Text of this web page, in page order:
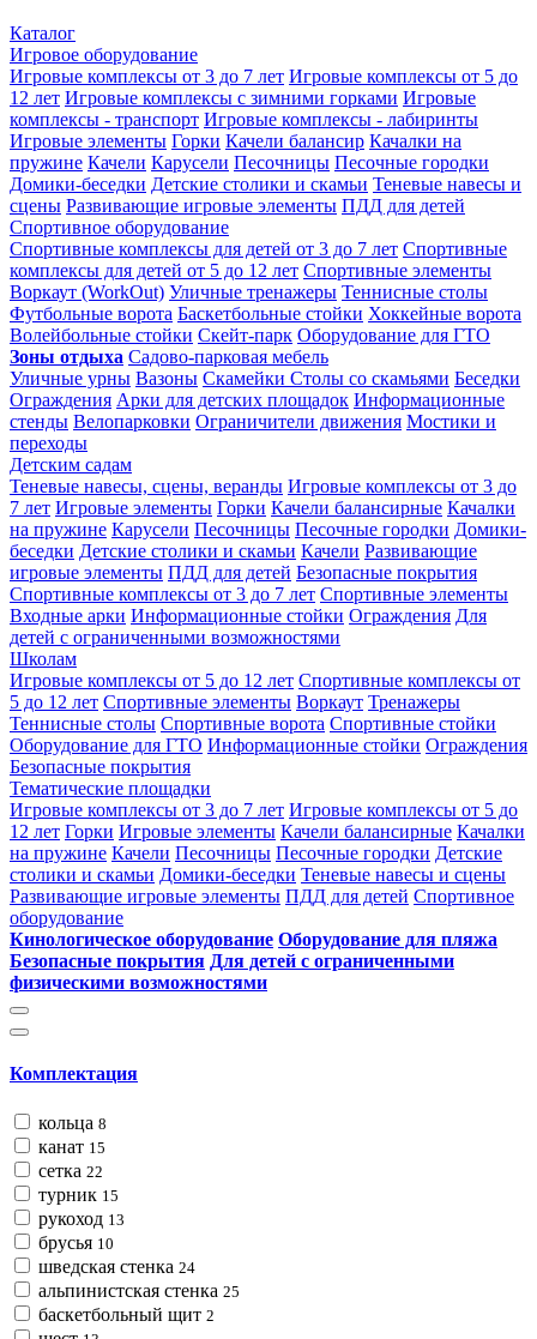
Каталог
Игровое оборудование
Игровые комплексы от 3 до 7 лет Игровые комплексы от 5 до
12 лет Игровые комплексы с зимними горками Игровые
комплексы - транспорт Игровые комплексы - лабиринты
Игровые элементы Горки Качели балансир Качалки на
пружине Качели Карусели Песочницы Песочные городки
Домики-беседки Детские столики и скамьи Теневые навесы и
сцены Развивающие игровые элементы ПДД для детей
Спортивное оборудование
Спортивные комплексы для детей от 3 до 7 лет Спортивные
комплексы для детей от 5 до 12 лет Спортивные элементы
Воркаут (WorkOut) Уличные тренажеры Теннисные столы
Футбольные ворота Баскетбольные стойки Хоккейные ворота
Волейбольные стойки Скейт-парк Оборудование для ГТО
Зоны отдыха Садово-парковая мебель
Уличные урны Вазоны Скамейки Столы со скамьями Беседки
Ограждения Арки для детских площадок Информационные
стенды Велопарковки Ограничители движения Мостики и
переходы
Детским садам
Теневые навесы, сцены, веранды Игровые комплексы от 3 до
7 лет Игровые элементы Горки Качели балансирные Качалки
на пружине Карусели Песочницы Песочные городки Домики-
беседки Детские столики и скамьи Качели Развивающие
игровые элементы ПДД для детей Безопасные покрытия
Спортивные комплексы от 3 до 7 лет Спортивные элементы
Входные арки Информационные стойки Ограждения Для
детей с ограниченными возможностями
Школам
Игровые комплексы от 5 до 12 лет Спортивные комплексы от
5 до 12 лет Спортивные элементы Воркаут Тренажеры
Теннисные столы Спортивные ворота Спортивные стойки
Оборудование для ГТО Информационные стойки Ограждения
Безопасные покрытия
Тематические площадки
Игровые комплексы от 3 до 7 лет Игровые комплексы от 5 до
12 лет Горки Игровые элементы Качели балансирные Качалки
на пружине Качели Песочницы Песочные городки Детские
столики и скамьи Домики-беседки Теневые навесы и сцены
Развивающие игровые элементы ПДД для детей Спортивное
оборудование
Кинологическое оборудование Оборудование для пляжа
Безопасные покрытия Для детей с ограниченными
физическими возможностями
Комплектация
кольца 8
канат 15
сетка 22
турник 15
рукоход 13
брусья 10
шведская стенка 24
альпинистская стенка 25
баскетбольный щит 2